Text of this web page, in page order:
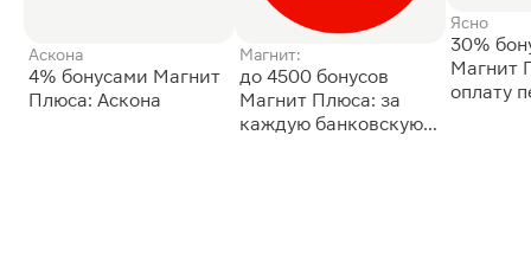
Аскона
4% бонусами Магнит
Плюса: Аскона
Магнит:
до 4500 бонусов
Магнит Плюса: за
каждую банковскую
Ясно
30%
Магнит
оплату